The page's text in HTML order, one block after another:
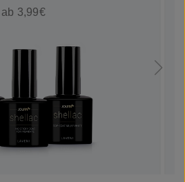
ab 3,99€